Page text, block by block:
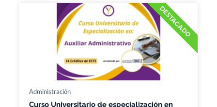
DESTACADO
Administración
Curso Universitario de especialización en